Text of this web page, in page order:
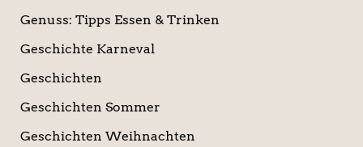
Genuss: Tipps Essen & Trinken
Geschichte Karneval
Geschichten
Geschichten Sommer
Geschichten Weihnachten